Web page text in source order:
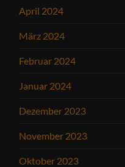
April 2024
März 2024
Februar 2024
Januar 2024
Dezember 2023
November 2023
Oktober 2023